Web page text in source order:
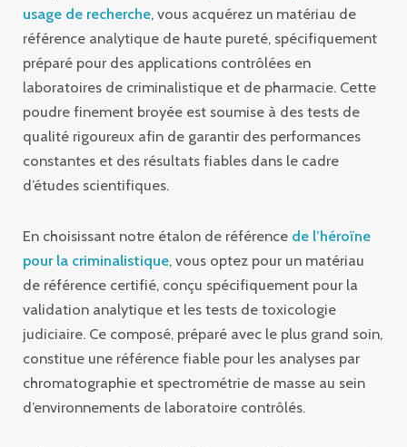
usage de recherche, vous acquérez un matériau de
référence analytique de haute pureté, spécifiquement
préparé pour des applications contrôlées en
laboratoires de criminalistique et de pharmacie. Cette
poudre finement broyée est soumise à des tests de
qualité rigoureux afin de garantir des performances
constantes et des résultats fiables dans le cadre
d’études scientifiques.
En choisissant notre étalon de référence de l’héroïne
pour la criminalistique, vous optez pour un matériau
de référence certifié, conçu spécifiquement pour la
validation analytique et les tests de toxicologie
judiciaire. Ce composé, préparé avec le plus grand soin,
constitue une référence fiable pour les analyses par
chromatographie et spectrométrie de masse au sein
d’environnements de laboratoire contrôlés.